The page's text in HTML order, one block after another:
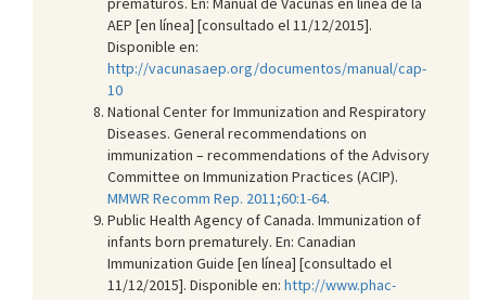
AEP [en línea] [consultado el 11/12/2015].
Disponible en:
http://vacunasaep.org/documentos/manual/cap-
10
National Center for Immunization and Respiratory
Diseases. General recommendations on
immunization – recommendations of the Advisory
Committee on Immunization Practices (ACIP).
MMWR Recomm Rep. 2011;60:1-64.
Public Health Agency of Canada. Immunization of
infants born prematurely. En: Canadian
Immunization Guide [en línea] [consultado el
11/12/2015]. Disponible en: http://www.phac-